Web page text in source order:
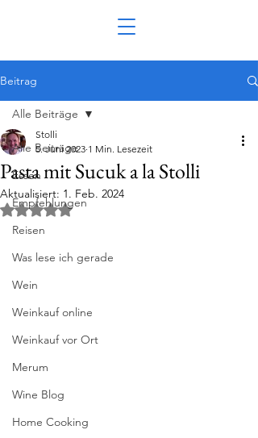
Beitrag
Alle Beiträge
Essen
Empfehlungen
Reisen
Was lese ich gerade
Wein
Weinkauf online
Weinkauf vor Ort
Merum
Wine Blog
Home Cooking
Alle Beiträge
Pasta mit Sucuk a la Stolli
Stolli
5. Juni 2023 1 Min. Lesezeit
Aktualisiert: 1. Feb. 2024
Mit NaN von 5 Sternen bewertet.